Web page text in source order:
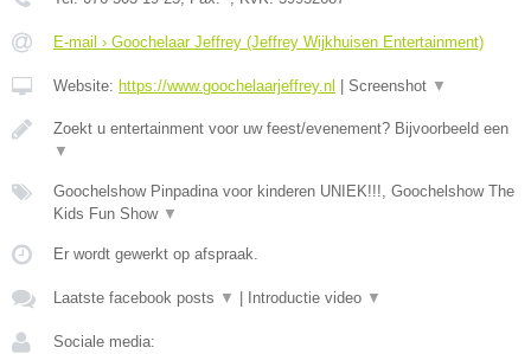
E-mail › Goochelaar Jeffrey (Jeffrey Wijkhuisen Entertainment)
Website: https://www.goochelaarjeffrey.nl | Screenshot ▼
Zoekt u entertainment voor uw feest/evenement? Bijvoorbeeld een
▼
Goochelshow Pinpadina voor kinderen UNIEK!!!, Goochelshow The
Kids Fun Show ▼
Er wordt gewerkt op afspraak.
Laatste facebook posts ▼ | Introductie video ▼
Sociale media: